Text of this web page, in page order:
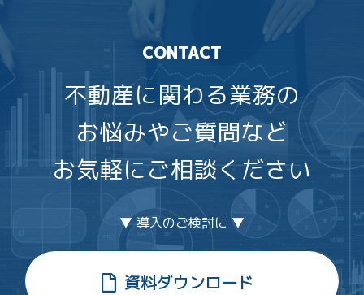
CONTACT
不動産に関わる業務の
お悩みやご質問など
お気軽にご相談ください
▼ 導入のご検討に ▼
資料ダウンロード